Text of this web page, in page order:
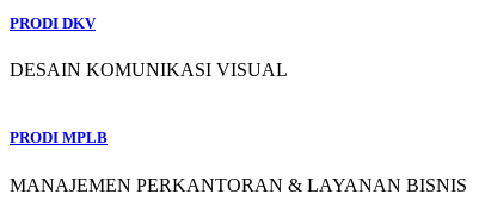
PRODI DKV
DESAIN KOMUNIKASI VISUAL
PRODI MPLB
MANAJEMEN PERKANTORAN & LAYANAN BISNIS